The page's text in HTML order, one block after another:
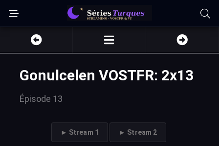
Gonulcelen VOSTFR: 2x13
Épisode 13
► Stream 1 ► Stream 2